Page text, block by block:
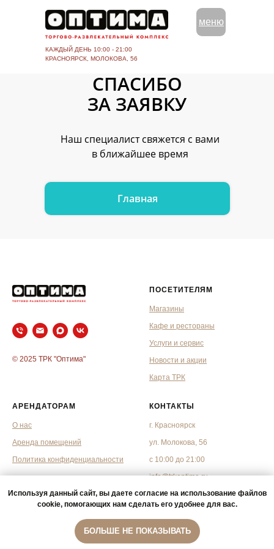
КАЖДЫЙ ДЕНЬ 10:00 - 21:00
КРАСНОЯРСК, МОЛОКОВА, 56
меню
СПАСИБО
ЗА ЗАЯВКУ
Наш специалист свяжется с вами
в ближайшее время
Главная
Используя данный сайт, вы даете согласие на использование файлов
cookie, помогающих нам сделать его удобнее для вас.
БОЛЬШЕ НЕ ПОКАЗЫВАТЬ
© 2025 ТРК "Оптима"
ПОСЕТИТЕЛЯМ
Магазины
Кафе и рестораны
Услуги и сервис
Новости и акции
Карта ТРК
АРЕНДАТОРАМ
О нас
Аренда помещений
Политика конфиденциальности
КОНТАКТЫ
г. Красноярск
ул. Молокова, 56
с 10:00 до 21:00
info@trkoptima.ru